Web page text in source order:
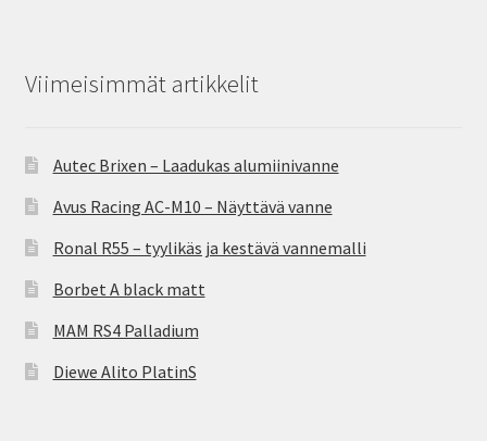
Viimeisimmät artikkelit
Autec Brixen – Laadukas alumiinivanne
Avus Racing AC-M10 – Näyttävä vanne
Ronal R55 – tyylikäs ja kestävä vannemalli
Borbet A black matt
MAM RS4 Palladium
Diewe Alito PlatinS